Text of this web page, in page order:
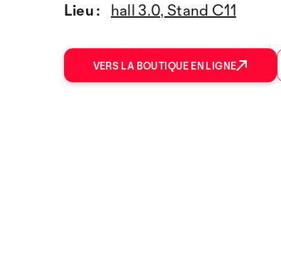
Lieu :
hall 3.0, Stand C11
VERS LA BOUTIQUE EN LIGNE